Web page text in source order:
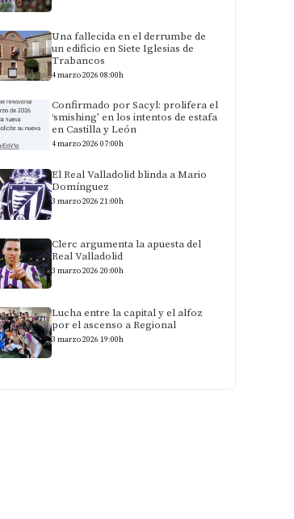
Una fallecida en el derrumbe de
un edificio en Siete Iglesias de
Trabancos
4 marzo 2026 08:00h
Confirmado por Sacyl: prolifera el
‘smishing’ en los intentos de estafa
en Castilla y León
4 marzo 2026 07:00h
El Real Valladolid blinda a Mario
Domínguez
3 marzo 2026 21:00h
Clerc argumenta la apuesta del
Real Valladolid
3 marzo 2026 20:00h
Lucha entre la capital y el alfoz
por el ascenso a Regional
3 marzo 2026 19:00h